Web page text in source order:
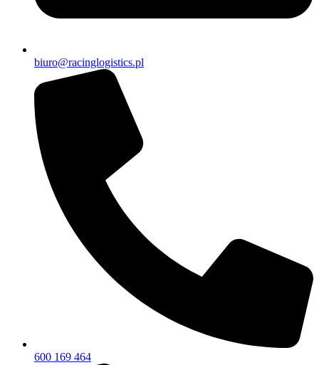
biuro@racinglogistics.pl
600 169 464